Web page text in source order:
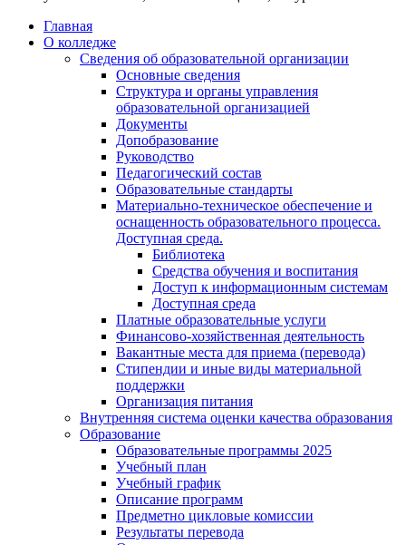
Главная
О колледже
Сведения об образовательной организации
Основные сведения
Структура и органы управления
образовательной организацией
Документы
Допобразование
Руководство
Педагогический состав
Образовательные стандарты
Материально-техническое обеспечение и
оснащенность образовательного процесса.
Доступная среда.
Библиотека
Средства обучения и воспитания
Доступ к информационным системам
Доступная среда
Платные образовательные услуги
Финансово-хозяйственная деятельность
Вакантные места для приема (перевода)
Стипендии и иные виды материальной
поддержки
Организация питания
Внутренняя система оценки качества образования
Образование
Образовательные программы 2025
Учебный план
Учебный график
Описание программ
Предметно цикловые комиссии
Результаты перевода